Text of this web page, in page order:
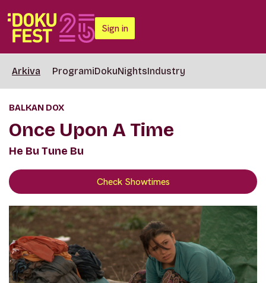
Sign in
Arkiva ProgramiDokuNightsIndustry
BALKAN DOX
Once Upon A Time
He Bu Tune Bu
Check Showtimes